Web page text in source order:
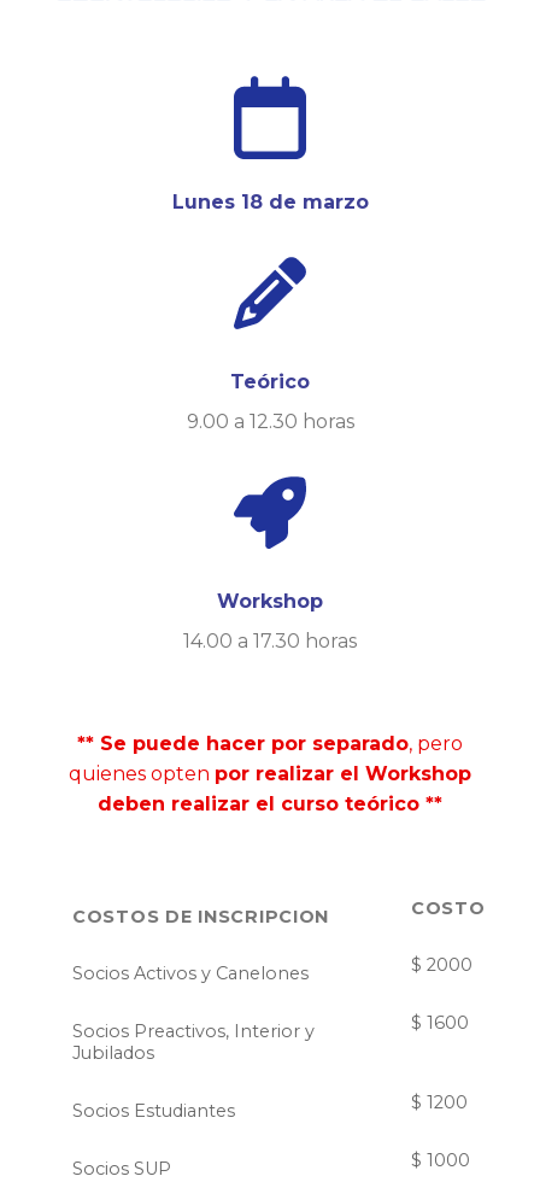
Lunes 18 de marzo
Teórico
9.00 a 12.30 horas
Workshop
14.00 a 17.30 horas
** Se puede hacer por separado, pero
quienes opten por realizar el Workshop
deben realizar el curso teórico **
COSTOS DE INSCRIPCION COSTO
Socios Activos y Canelones $ 2000
Socios Preactivos, Interior y
Jubilados
$ 1600
Socios Estudiantes $ 1200
Socios SUP $ 1000